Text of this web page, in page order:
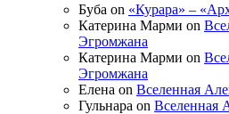
Буба on «Курара» –
Катерина Марми on
Эгромжана
Катерина Марми on
Эгромжана
Елена on Вселенная
Гульнара on Вселенная